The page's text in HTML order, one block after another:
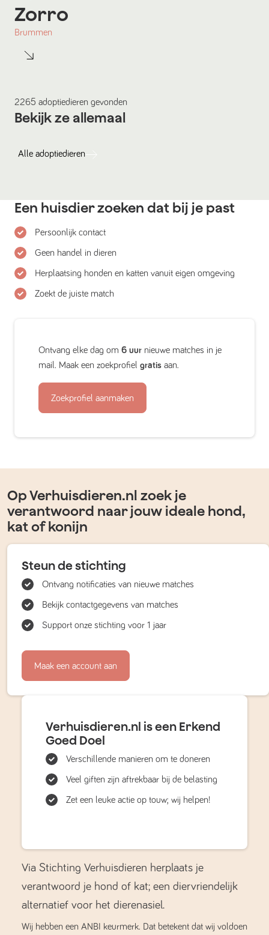
Zorro
Brummen
2265 adoptiedieren gevonden
Bekijk ze allemaal
Alle adoptiedieren
Een huisdier zoeken dat bij je past
Persoonlijk contact
Geen handel in dieren
Herplaatsing honden en katten vanuit eigen omgeving
Zoekt de juiste match
Ontvang elke dag om 6 uur nieuwe matches in je
mail. Maak een zoekprofiel gratis aan.
Zoekprofiel aanmaken
Op Verhuisdieren.nl zoek je
verantwoord naar jouw ideale hond,
kat of konijn
Steun de stichting
Ontvang notificaties van nieuwe matches
Bekijk contactgegevens van matches
Support onze stichting voor 1 jaar
Maak een account aan
Verhuisdieren.nl is een Erkend
Goed Doel
Verschillende manieren om te doneren
Veel giften zijn aftrekbaar bij de belasting
Zet een leuke actie op touw; wij helpen!
Via Stichting Verhuisdieren herplaats je
verantwoord je hond of kat; een diervriendelijk
alternatief voor het dierenasiel.
Wij hebben een ANBI keurmerk. Dat betekent dat wij voldoen